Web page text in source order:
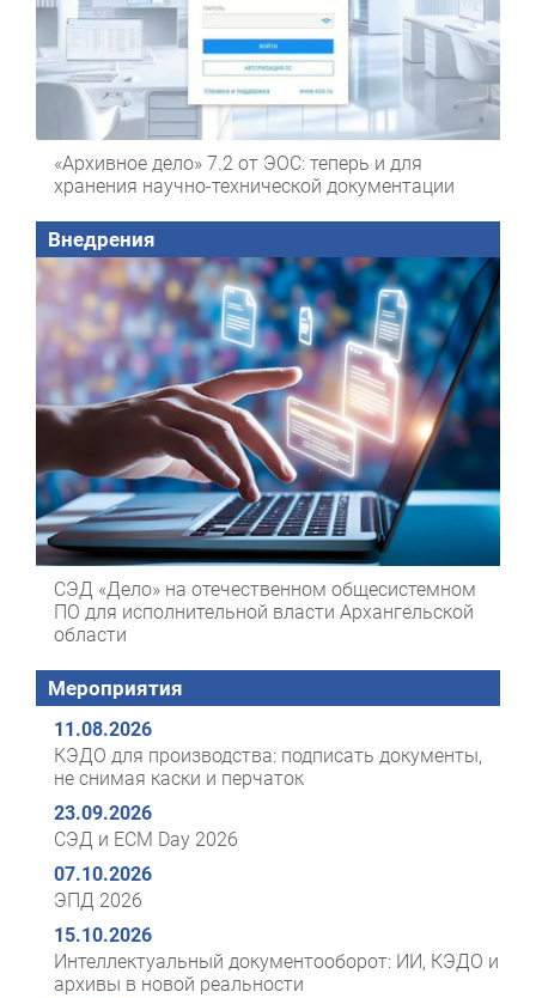
«Архивное дело» 7.2 от ЭОС: теперь и для
хранения научно-технической документации
Внедрения
СЭД «Дело» на отечественном общесистемном
ПО для исполнительной власти Архангельской
области
Мероприятия
11.08.2026
КЭДО для производства: подписать документы,
не снимая каски и перчаток
23.09.2026
СЭД и ECM Day 2026
07.10.2026
ЭПД 2026
15.10.2026
Интеллектуальный документооборот: ИИ, КЭДО и
архивы в новой реальности